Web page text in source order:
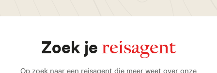
Zoek jereisagent
Op zoek naar een reisagent die meer weet over onze